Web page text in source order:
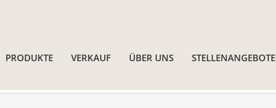
PRODUKTE VERKAUF ÜBER UNS STELLENANGEBOTE